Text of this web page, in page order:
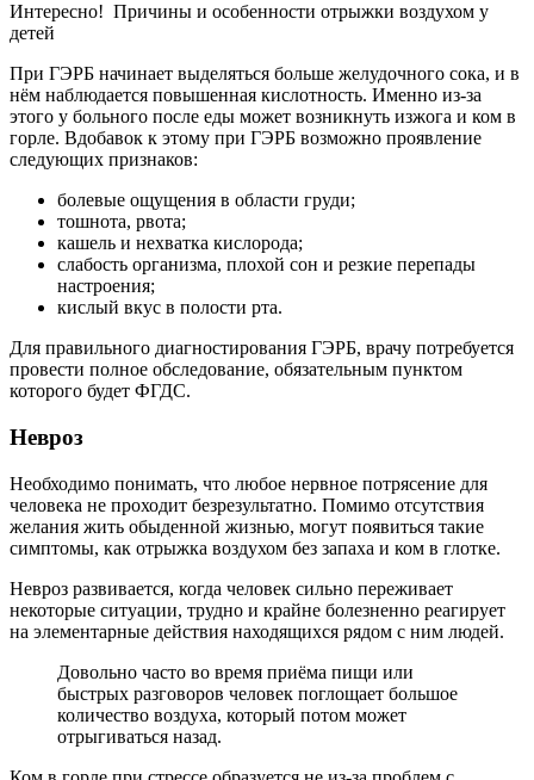
Интересно! Причины и особенности отрыжки воздухом у
детей
При ГЭРБ начинает выделяться больше желудочного сока, и в
нём наблюдается повышенная кислотность. Именно из-за
этого у больного после еды может возникнуть изжога и ком в
горле. Вдобавок к этому при ГЭРБ возможно проявление
следующих признаков:
болевые ощущения в области груди;
тошнота, рвота;
кашель и нехватка кислорода;
слабость организма, плохой сон и резкие перепады
настроения;
кислый вкус в полости рта.
Для правильного диагностирования ГЭРБ, врачу потребуется
провести полное обследование, обязательным пунктом
которого будет ФГДС.
Невроз
Необходимо понимать, что любое нервное потрясение для
человека не проходит безрезультатно. Помимо отсутствия
желания жить обыденной жизнью, могут появиться такие
симптомы, как отрыжка воздухом без запаха и ком в глотке.
Невроз развивается, когда человек сильно переживает
некоторые ситуации, трудно и крайне болезненно реагирует
на элементарные действия находящихся рядом с ним людей.
Довольно часто во время приёма пищи или
быстрых разговоров человек поглощает большое
количество воздуха, который потом может
отрыгиваться назад.